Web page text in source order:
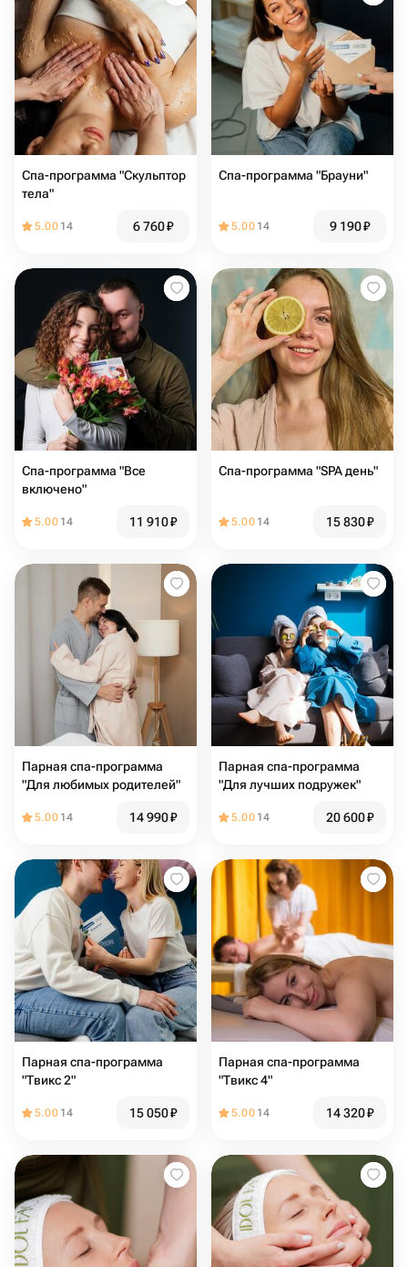
Спа-программа "Скульптор
тела"
5.00 14 6 760₽
Спа-программа "Брауни"
5.00 14 9 190₽
Спа-программа "Все
включено"
5.00 14 11 910₽
Спа-программа "SPA день"
5.00 14 15 830₽
Парная спа-программа
"Для любимых родителей"
5.00 14 14 990₽
Парная спа-программа
"Для лучших подружек"
5.00 14 20 600₽
Парная спа-программа
"Твикс 2"
5.00 14 15 050₽
Парная спа-программа
"Твикс 4"
5.00 14 14 320₽